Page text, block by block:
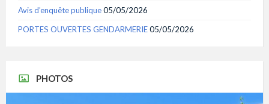
Avis d’enquête publique05/05/2026
PORTES OUVERTES GENDARMERIE05/05/2026
PHOTOS